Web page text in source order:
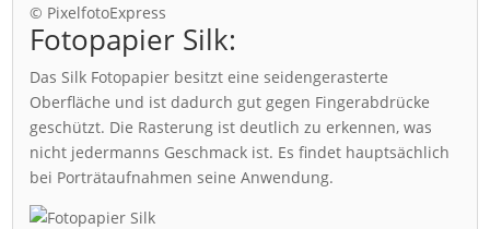
© PixelfotoExpress
Fotopapier Silk:
Das Silk Fotopapier besitzt eine seidengerasterte
Oberfläche und ist dadurch gut gegen Fingerabdrücke
geschützt. Die Rasterung ist deutlich zu erkennen, was
nicht jedermanns Geschmack ist. Es findet hauptsächlich
bei Porträtaufnahmen seine Anwendung.